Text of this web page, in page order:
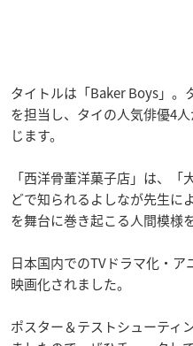
タイトルは「Baker Boys」。
を担当し、タイの人気俳優4
じます。
「西洋骨董洋菓子店」は、
どで知られるよしなが先生に
を舞台に巻き起こる人間模様
日本国内でのTVドラマ化・
映画化されました。
ポスター＆テストシューティ